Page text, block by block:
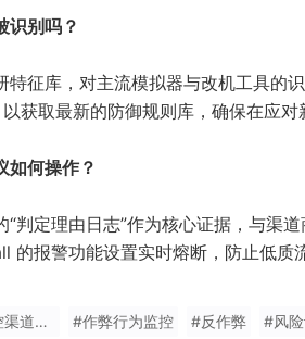
识别吗？
征库，对主流模拟器与改机工具的
获取最新的防御规则库，确保在应
如何操作？
“判定理由日志”作为核心证据，与渠
的报警功能设置实时熔断，防止低质
#如何监控渠道刷量行为 #作弊行为监控 #反作弊 #风